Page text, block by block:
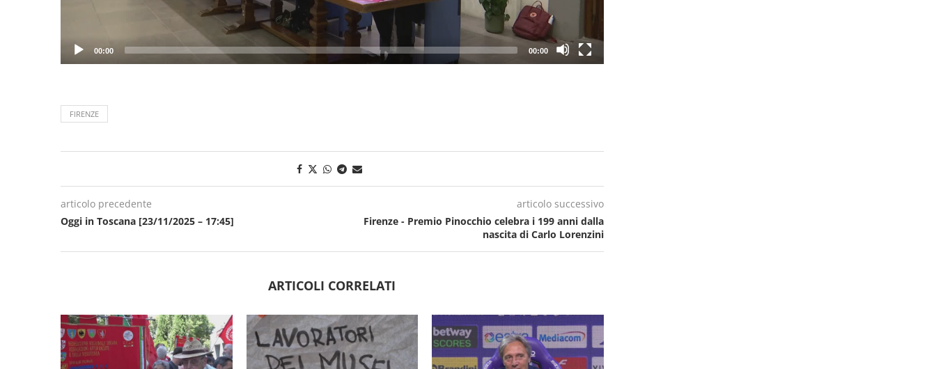
00:00 00:00
FIRENZE
articolo precedente
Oggi in Toscana [23/11/2025 – 17:45]
articolo successivo
Firenze - Premio Pinocchio celebra i 199 anni dalla
nascita di Carlo Lorenzini
ARTICOLI CORRELATI